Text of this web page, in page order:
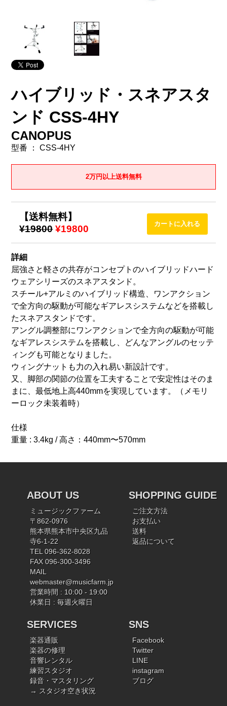
ハイブリッド・スネアスタ
ンド CSS-4HY
CANOPUS
型番 ： CSS-4HY
2万円以上送料無料
【送料無料】
¥19800 ¥19800
詳細
屈強さと軽さの共存がコンセプトのハイブリッドハード
ウェアシリーズのスネアスタンド。
スチール+アルミのハイブリッド構造、ワンアクション
で全方向の駆動が可能なギアレスシステムなどを搭載し
たスネアスタンドです。
アングル調整部にワンアクションで全方向の駆動が可能
なギアレスシステムを搭載し、どんなアングルのセッテ
ィングも可能となりました。
ウィングナットも力の入れ易い新設計です。
又、脚部の関節の位置を工夫することで安定性はそのま
まに、最低地上高440mmを実現しています。（メモリ
ーロック未装着時）
仕様
重量 : 3.4kg / 高さ：440mm〜570mm
ABOUT US
ミュージックファーム
〒862-0976
熊本県熊本市中央区九品
寺6-1-22
TEL 096-362-8028
FAX 096-300-3496
MAIL
webmaster@musicfarm.jp
営業時間 : 10:00 - 19:00
休業日 : 毎週火曜日
SHOPPING GUIDE
ご注文方法
お支払い
送料
返品について
SERVICES
楽器通販
楽器の修理
音響レンタル
練習スタジオ
録音・マスタリング
→ スタジオ空き状況
SNS
Facebook
Twitter
LINE
instagram
ブログ